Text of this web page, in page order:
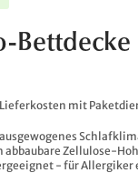
Bettdecke
mit
abbaubare Zellulose-
- für